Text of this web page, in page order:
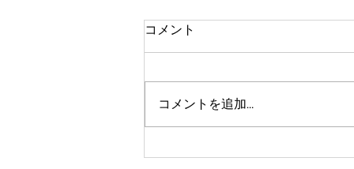
雑木の整備
コメント
コメントを追加…